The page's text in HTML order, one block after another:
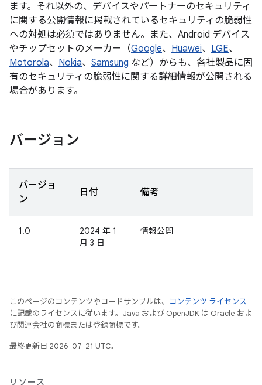
ます。それ以外の、デバイスやパートナーのセキュリティ
に関する公開情報に掲載されているセキュリティの脆弱性
への対処は必須ではありません。また、Android デバイス
やチップセットのメーカー（Google、 Huawei、 LGE、
Motorola、 Nokia、 Samsung など）からも、各社製品に固
有のセキュリティの脆弱性に関する詳細情報が公開される
場合があります。
バージョン
バージョ
ン
日付 備考
1.0
2024 年 1
月 3 日
情報公開
このページのコンテンツやコードサンプルは、
コンテンツ ライセンス
に記載のライセンスに従います。Java および OpenJDK は Oracle およ
び関連会社の商標または登録商標です。
最終更新日 2026-07-21 UTC。
リソース